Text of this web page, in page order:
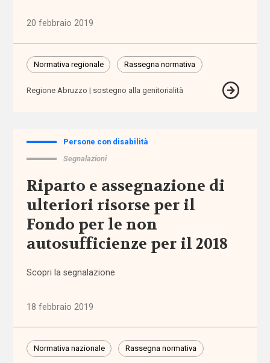
scolastica
assistenza
sociosanitaria
associazioni
associazioni
promozione
extra-
autismo
20 febbraio 2019
Normativa regionale Rassegna normativa
Regione Abruzzo sostegno alla genitorialità
Persone con disabilità
Segnalazioni
Riparto e assegnazione di
ulteriori risorse per il
Fondo per le non
autosufficienze per il 2018
Scopri la segnalazione
18 febbraio 2019
Normativa nazionale Rassegna normativa